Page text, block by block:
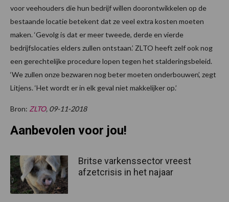
voor veehouders die hun bedrijf willen doorontwikkelen op de
bestaande locatie betekent dat ze veel extra kosten moeten
maken. ‘Gevolg is dat er meer tweede, derde en vierde
bedrijfslocaties elders zullen ontstaan.’ ZLTO heeft zelf ook nog
een gerechtelijke procedure lopen tegen het stalderingsbeleid.
‘We zullen onze bezwaren nog beter moeten onderbouwen’, zegt
Litjens. ‘Het wordt er in elk geval niet makkelijker op.’
Bron: ZLTO, 09-11-2018
Aanbevolen voor jou!
Britse varkenssector vreest
afzetcrisis in het najaar